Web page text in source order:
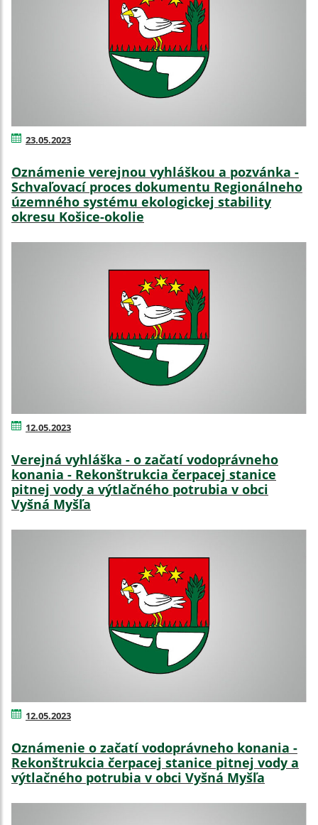
23.05.2023
Oznámenie verejnou vyhláškou a pozvánka -
Schvaľovací proces dokumentu Regionálneho
územného systému ekologickej stability
okresu Košice-okolie
12.05.2023
Verejná vyhláška - o začatí vodoprávneho
konania - Rekonštrukcia čerpacej stanice
pitnej vody a výtlačného potrubia v obci
Vyšná Myšľa
12.05.2023
Oznámenie o začatí vodoprávneho konania -
Rekonštrukcia čerpacej stanice pitnej vody a
výtlačného potrubia v obci Vyšná Myšľa